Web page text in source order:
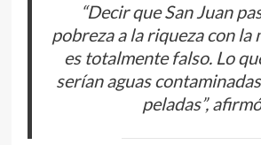
“Decir que San Juan
pobreza a la riqueza con la
es totalmente falso. Lo
serían aguas
peladas”,